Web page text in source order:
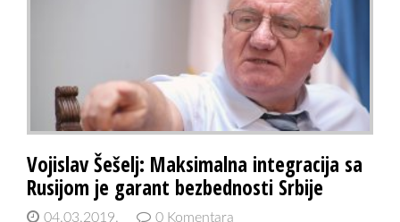
Vojislav Šešelj: Maksimalna integracija sa
Rusijom je garant bezbednosti Srbije
04.03.2019. 0 Komentara